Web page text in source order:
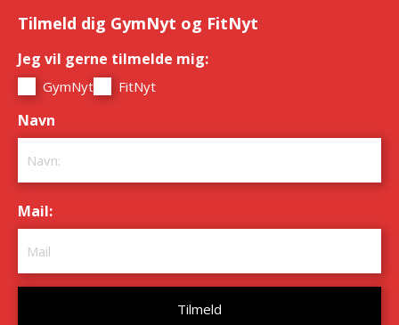
Tilmeld dig GymNyt og FitNyt
Jeg vil gerne tilmelde mig:
GymNyt FitNyt
Navn
Mail: